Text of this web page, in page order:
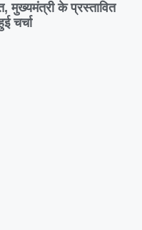
मुख्यमंत्री के प्रस्तावित
चर्चा